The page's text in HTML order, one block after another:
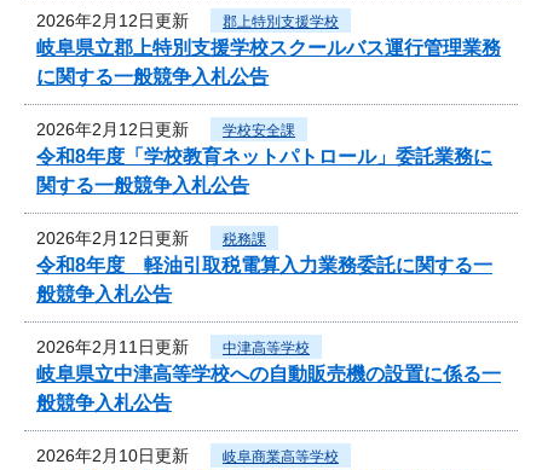
2026年2月12日更新 郡上特別支援学校
岐阜県立郡上特別支援学校スクールバス運行管理業務
に関する一般競争入札公告
2026年2月12日更新 学校安全課
令和8年度「学校教育ネットパトロール」委託業務に
関する一般競争入札公告
2026年2月12日更新 税務課
令和8年度 軽油引取税電算入力業務委託に関する一
般競争入札公告
2026年2月11日更新 中津高等学校
岐阜県立中津高等学校への自動販売機の設置に係る一
般競争入札公告
2026年2月10日更新 岐阜商業高等学校